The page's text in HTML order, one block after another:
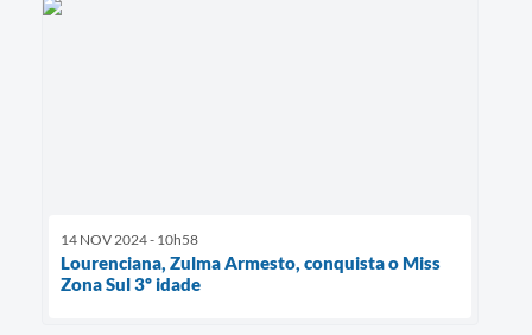
14 NOV 2024 - 10h58
Lourenciana, Zulma Armesto, conquista o Miss
Zona Sul 3º idade